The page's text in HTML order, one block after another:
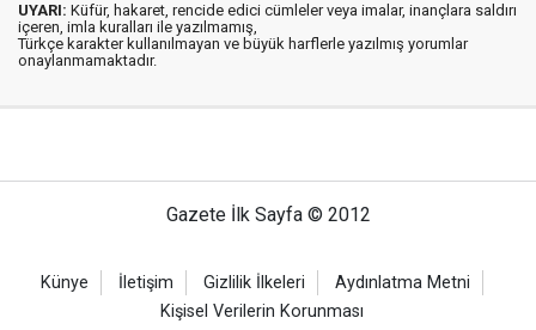
UYARI: Küfür, hakaret, rencide edici cümleler veya imalar, inançlara saldırı
içeren, imla kuralları ile yazılmamış,
Türkçe karakter kullanılmayan ve büyük harflerle yazılmış yorumlar
onaylanmamaktadır.
Gazete İlk Sayfa © 2012
Künye İletişim Gizlilik İlkeleri
Aydınlatma Metni
Kişisel Verilerin Korunması